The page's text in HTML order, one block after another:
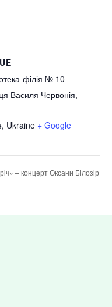
філія № 10
Василя Червонія,
, Ukraine + Google
– концерт Оксани Білозір